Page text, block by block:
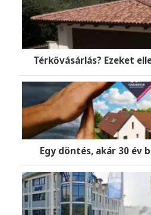
Térkővásárlás? Ezeket
Egy döntés, akár 30 év